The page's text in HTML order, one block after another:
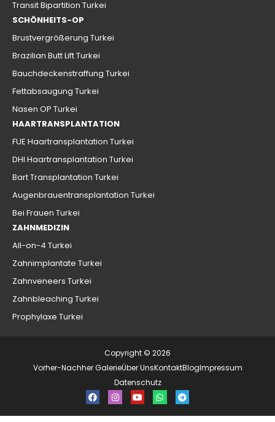
Transit Bipartition Turkei
SCHÖNHEITS-OP
Brustvergrößerung Turkei
Brazilian Butt Lift Turkei
Bauchdeckenstraffung Turkei
Fettabsaugung Turkei
Nasen OP Turkei
HAARTRANSPLANTATION
FUE Haartransplantation Turkei
DHI Haartransplantation Turkei
Bart Transplantation Turkei
Augenbrauentransplantation Turkei
Bei Frauen Turkei
ZAHNMEDIZIN
All-on-4 Turkei
Zahnimplantate Turkei
Zahnveneers Turkei
Zahnbleaching Turkei
Prophylaxe Turkei
Copyright © 2026
Vorher-Nachher GalerieÜber UnsKontaktBlogImpressum
Datenschutz